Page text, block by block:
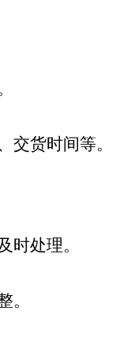
货时间等。
时处理。
。